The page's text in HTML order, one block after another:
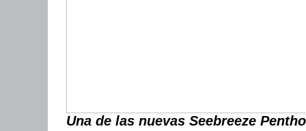
Una de las nuevas Seebreeze